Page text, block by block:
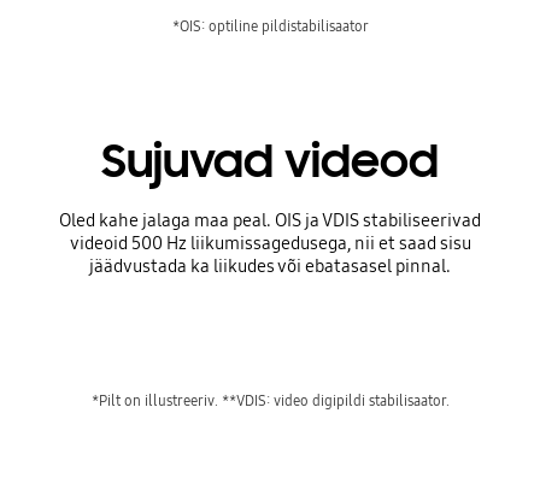
*OIS: optiline pildistabilisaator
Sujuvad videod
Oled kahe jalaga maa peal. OIS ja VDIS stabiliseerivad
videoid 500 Hz liikumissagedusega, nii et saad sisu
jäädvustada ka liikudes või ebatasasel pinnal.
*Pilt on illustreeriv. **VDIS: video digipildi stabilisaator.